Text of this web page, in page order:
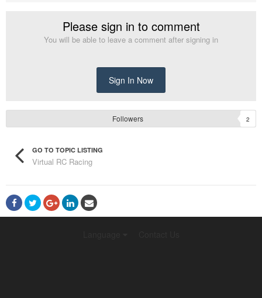
Please sign in to comment
You will be able to leave a comment after signing in
Sign In Now
Followers 2
GO TO TOPIC LISTING
Virtual RC Racing